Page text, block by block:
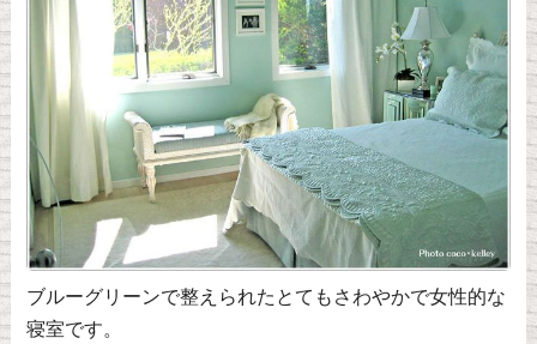
ブルーグリーンで整えられたとてもさわやかで女性的な
寝室です。